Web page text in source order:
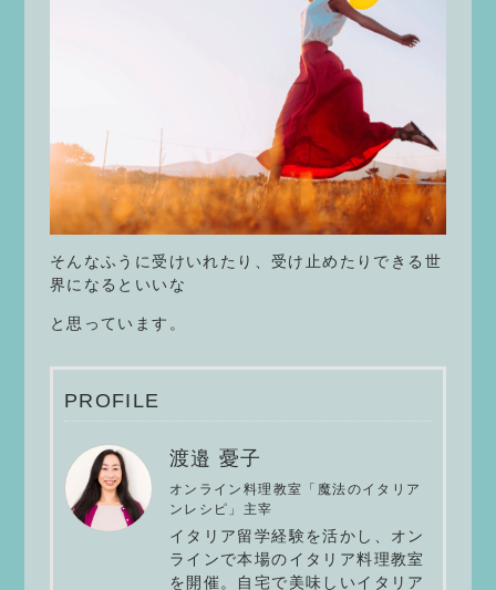
そんなふうに受けいれたり、受け止めたりできる世
界になるといいな
と思っています。
PROFILE
渡邉 憂子
オンライン料理教室「魔法のイタリア
ンレシピ」主宰
イタリア留学経験を活かし、オン
ラインで本場のイタリア料理教室
を開催。自宅で美味しいイタリア